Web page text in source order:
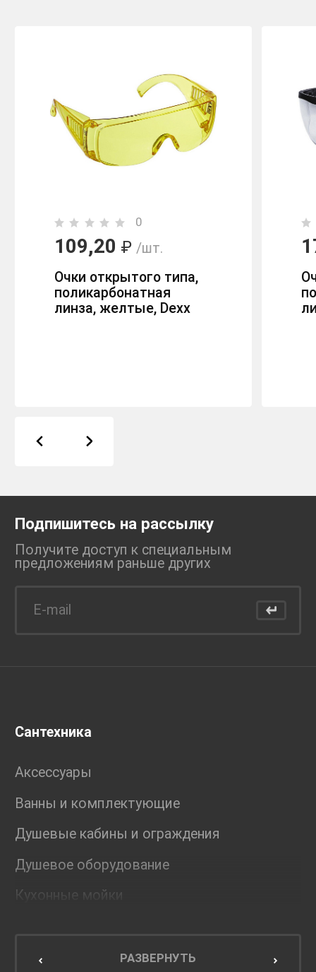
0
109,20 ₽ /шт.
Очки открытого типа,
поликарбонатная
линза, желтые, Dexx
Подпишитесь на рассылку
Получите доступ к специальным
предложениям раньше других
Сантехника
Аксессуары
Ванны и комплектующие
Душевые кабины и ограждения
Душевое оборудование
Кухонные мойки
Мебель для кухниРАЗВЕРНУТЬ